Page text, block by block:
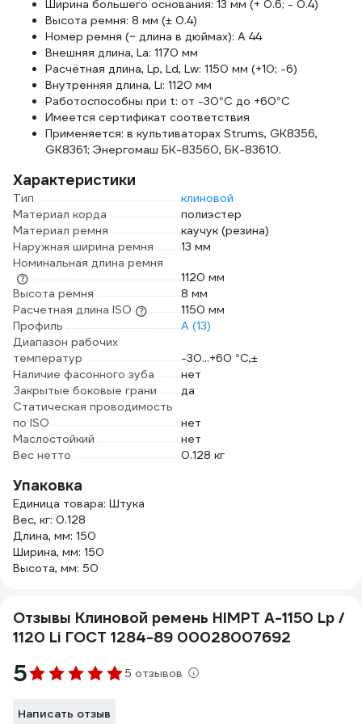
Ширина большего основания: 13 мм (+ 0.6; - 0.4)
Высота ремня: 8 мм (± 0.4)
Номер ремня (~ длина в дюймах): A 44
Внешняя длина, La: 1170 мм
Расчётная длина, Lp, Ld, Lw: 1150 мм (+10; -6)
Внутренняя длина, Li: 1120 мм
Работоспособны при t: от -30°C до +60°C
Имеется сертификат соответствия
Применяется: в культиваторах Strums, GK8356,
GK8361; Энергомаш БК-83560, БК-83610.
Характеристики
Тип
клиновой
Материал корда
полиэстер
Материал ремня
каучук (резина)
Наружная ширина ремня
13 мм
Номинальная длина ремня
1120 мм
Высота ремня
8 мм
Расчетная длина ISO
1150 мм
Профиль
A (13)
Диапазон рабочих
температур
-30...+60 °C,±
Наличие фасонного зуба
нет
Закрытые боковые грани
да
Статическая проводимость
по ISO
нет
Маслостойкий
нет
Вес нетто
0.128 кг
Упаковка
Единица товара: Штука
Вес, кг: 0.128
Длина, мм: 150
Ширина, мм: 150
Высота, мм: 50
Отзывы Клиновой ремень HIMPT А-1150 Lp /
1120 Li ГОСТ 1284-89 00028007692
5 5 отзывов
Написать отзыв